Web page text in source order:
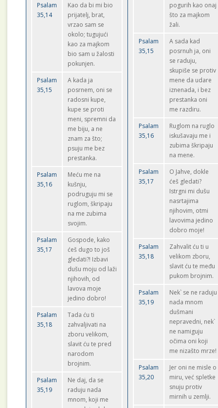
Psalam
35,14
Kao da bi mi bio
prijatelj, brat,
vrzao sam se
okolo; tugujući
kao za majkom
bio sam u žalosti
pokunjen.
Psalam
35,15
A kada ja
posrnem, oni se
radosni kupe,
kupe se proti
meni, spremni da
me biju, a ne
znam za što;
psuju me bez
prestanka.
Psalam
35,16
Meću me na
kušnju,
podruguju mi se
ruglom, škripaju
na me zubima
svojim.
Psalam
35,17
Gospode, kako
ćeš dugo to još
gledati?! Izbavi
dušu moju od laži
njihovih, od
lavova moje
jedino dobro!
Psalam
35,18
Tada ću ti
zahvaljivati na
zboru velikom,
slavit ću te pred
narodom
brojnim.
Psalam
35,19
Ne daj, da se
raduju nada
mnom, koji me
pogurih kao onaj
što za majkom
žali.
Psalam
35,15
A sada kad
posrnuh ja, oni
se raduju,
skupiše se protiv
mene da udare
iznenada, i bez
prestanka oni
me razdiru.
Psalam
35,16
Ruglom na ruglo
iskušavaju me i
zubima škripaju
na mene.
Psalam
35,17
O Jahve, dokle
ćeš gledati?
Istrgni mi dušu
nasrtajima
njihovim, otmi
lavovima jedino
dobro moje!
Psalam
35,18
Zahvalit ću ti u
velikom zboru,
slavit ću te među
pukom brojnim.
Psalam
35,19
Nek` se ne raduju
nada mnom
dušmani
nepravedni, nek`
ne namiguju
očima oni koji
me nizašto mrze!
Psalam
35,20
Jer oni ne misle o
miru, već spletke
snuju protiv
mirnih u zemlji.